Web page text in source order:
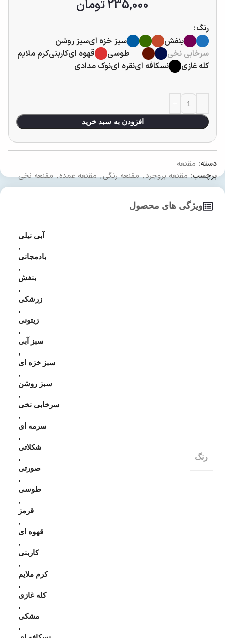
235,000تومان
رنگ
بنفش
سبز خزه ایسبز روشن
سرخابی نخی
طوسی قهوه ایکاربنیکرم ملایم
کله غازی
نسکافه اینقره اینوک مدادی
افزودن به سبد خرید
دسته: مقنعه
برچسب: مقنعه بروجرد, مقنعه رنگی, مقنعه عمده, مقنعه نخی
ویژگی های محصول
رنگ
آبی نیلی
,
بادمجانی
,
بنفش
,
زرشکی
,
زیتونی
,
سبز آبی
,
سبز خزه ای
,
سبز روشن
,
سرخابی نخی
,
سرمه ای
,
شکلاتی
,
صورتی
,
طوسی
,
قرمز
,
قهوه ای
,
کاربنی
,
کرم ملایم
,
کله غازی
,
مشکی
,